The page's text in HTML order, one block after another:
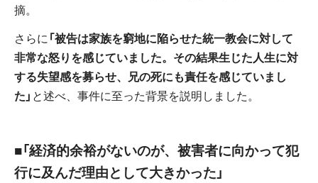
摘。
さらに「被告は家族を窮地に陥らせた統一教会に対して
非常な怒りを感じていました。その結果生じた人生に対
する失望感を募らせ、兄の死にも責任を感じていまし
た」 と述べ、事件に至った背景を説明しました。
■「経済的余裕がないのが、被害者に向かって犯
行に及んだ理由として大きかった」